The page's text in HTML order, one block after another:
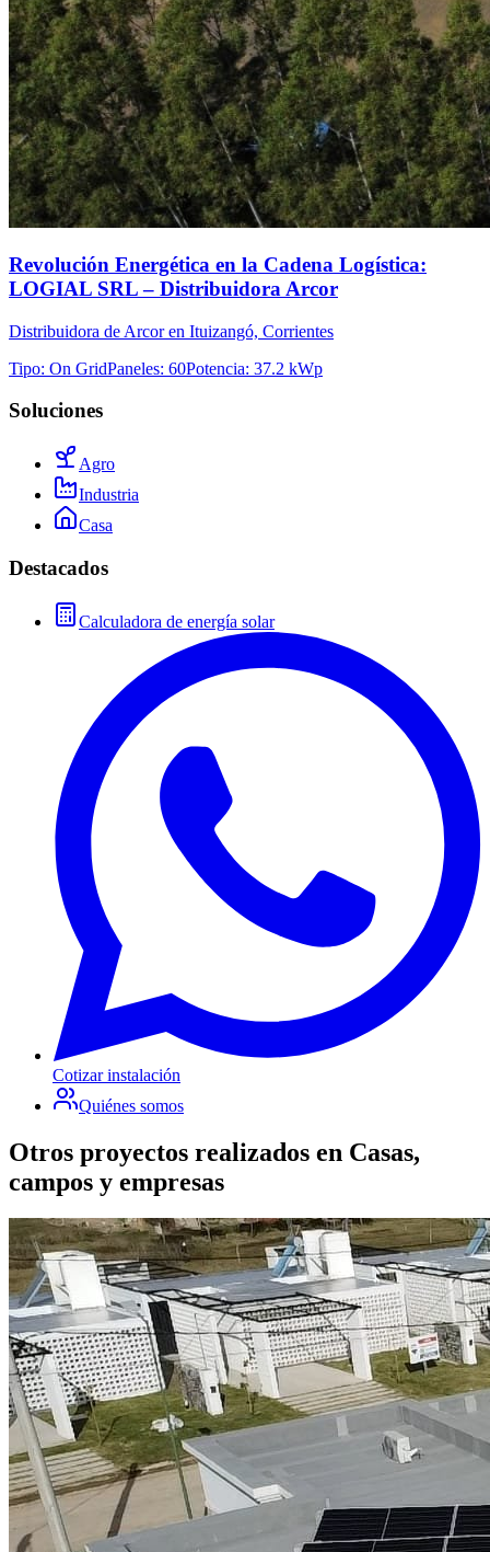
Revolución Energética en la Cadena Logística:
LOGIAL SRL – Distribuidora Arcor
Distribuidora de Arcor en Ituizangó, Corrientes
Tipo: On GridPaneles: 60Potencia: 37.2 kWp
Soluciones
Agro
Industria
Casa
Destacados
Calculadora de energía solar
Cotizar instalación
Quiénes somos
Otros proyectos realizados en Casas,
campos y empresas